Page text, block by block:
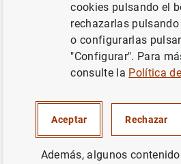
POLÍTICA MONETARIA
cookies pulsando el
rechazarlas pulsando
o configurarlas
"Configurar". Para
consulte la Política
Aceptar Rechazar
Además, algunos